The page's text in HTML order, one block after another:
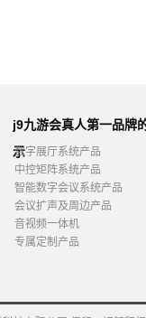
j9九游会真人第一品牌
示
数字展厅系统产品
中控矩阵系统产品
智能数字会议系统产品
会议扩声及周边产品
音视频一体机
专属定制产品